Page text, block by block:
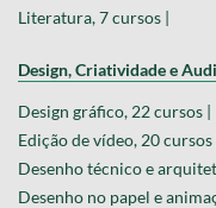
Literatura, 7 cursos |
Design, Criatividade e
Design gráfico, 22 cursos |
Edição de vídeo, 20 cursos
Desenho técnico e
Desenho no papel e